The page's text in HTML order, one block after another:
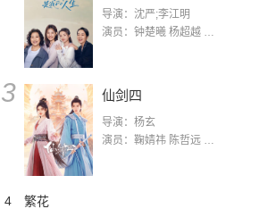
导演：沈严;李江明
演员：钟楚曦 杨超越 许娣 陈小艺 侯雯元 宋洋 王宥钧 李添诺
3 仙剑四
导演：杨玄
演员：鞠婧祎 陈哲远 茅子俊 毛晓慧 王媛可 张志浩 林枫松 张帆（演员）
4 繁花